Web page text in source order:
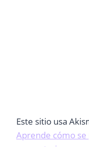
Este sitio usa
Aprende cómo